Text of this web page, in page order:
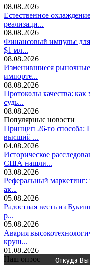
08.08.2026
Естественное
реализаци...
08.08.2026
Финансовый импульс
$1 мл...
08.08.2026
Изменившиеся рыночные
импорте...
08.08.2026
Протоколы качества: как
судь...
08.08.2026
Популярные новости
Принцип 26-го способа:
высший ...
04.08.2026
Историческое
США нашли...
03.08.2026
Реферальный маркетинг:
ак...
05.08.2026
Радостная весть из
р...
05.08.2026
Авария
круш...
01.08.2026
Наш опрос
Откуда Вы